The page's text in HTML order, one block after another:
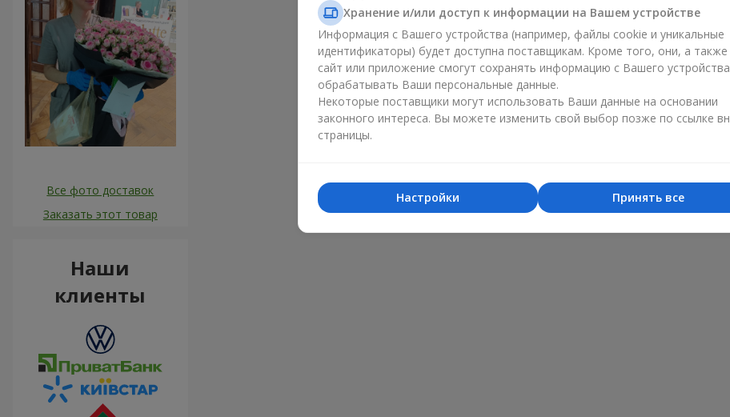
Все фото доставок
Заказать этот товар
Наши
клиенты
Хранение и/или доступ к информации на Вашем устройстве
Информация с Вашего устройства (например, файлы cookie и уникальные
идентификаторы) будет доступна поставщикам. Кроме того, они, а также
сайт или приложение смогут сохранять информацию с Вашего
обрабатывать Ваши персональные данные.
Некоторые поставщики могут использовать Ваши данные на основании
законного интереса. Вы можете изменить свой выбор позже по ссылке
страницы.
Принять все
Настройки